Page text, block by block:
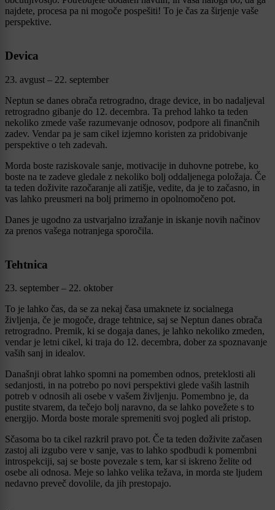
najdete, procesa pa ni mogoče pospešiti! To je čas za širjenje vaše
perspektive.
Devica
23. avgust – 22. september
Neptun se danes obrača retrogradno, drage device, in bo nadaljeval
retrogradno gibanje do 12. decembra. Ta prehod lahko ta teden
nekoliko zmede vaše razumevanje odnosov, podpore ali finančnih
zadev. Vendar pa je sam cikel izjemno koristen za pridobivanje
perspektive o teh zadevah.
Morda boste raziskovale sanje, motivacije in duhovne potrebe, ko
boste na te zadeve gledale z nekoliko bolj oddaljenega položaja. Če
ta teden doživite razočaranje ali zatišje, vedite, da je to začasno, in
vas lahko preusmeri na bolj primerno in opolnomočeno pot.
Danes je ugodno za ustvarjalno izražanje in iskanje novih načinov
za prenos vašega notranjega sporočila.
Tehtnica
23. september – 22. oktober
To je lahko čas, da se za nekaj časa umaknete iz socialnega
življenja, če je mogoče, drage tehtnice, saj se Neptun danes obrača
retrogradno. Premik, ki se dogaja danes, je lahko nekoliko zmeden,
vendar je letni cikel, ki traja do 12. decembra, dober za spoznavanje
vaših sanj in idealov.
Današnji obrat lahko spomni na pomemben odnos, preteklosti ali
sedanjosti, in na potrebo po novi perspektivi glede vaših lastnih
potreb v odnosih ali osebe v vašem življenju. Pomembno je, da
pustite stvarem, da tečejo bolj naravno, da se lahko povežete s to
energijo. Morda boste morale spremeniti svoj pogled ali pristop.
Sčasoma bo ta cikel razkril pravo pot. Če ta teden doživite začasen
zastoj ali izgubo vere v sanje, vas to lahko spodbudi k pomembni
introspekciji, saj se boste povezale s tem, kar si iskreno želite od
osebe ali odnosa. Meje so lahko velika težava, in morda ste ljudem
nedavno preveč dovolile, da jih prestopajo.